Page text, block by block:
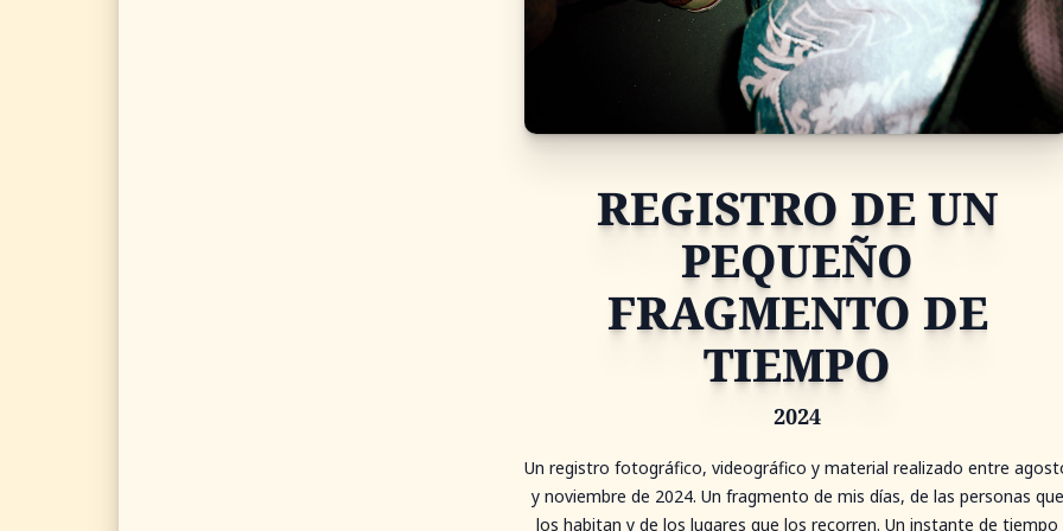
REGISTRO DE UN
PEQUEÑO
FRAGMENTO DE
TIEMPO
2024
Un registro fotográfico, videográfico y material realizado entre
y noviembre de 2024. Un fragmento de mis días, de las personas que
los habitan y de los lugares que los recorren. Un instante de tiempo